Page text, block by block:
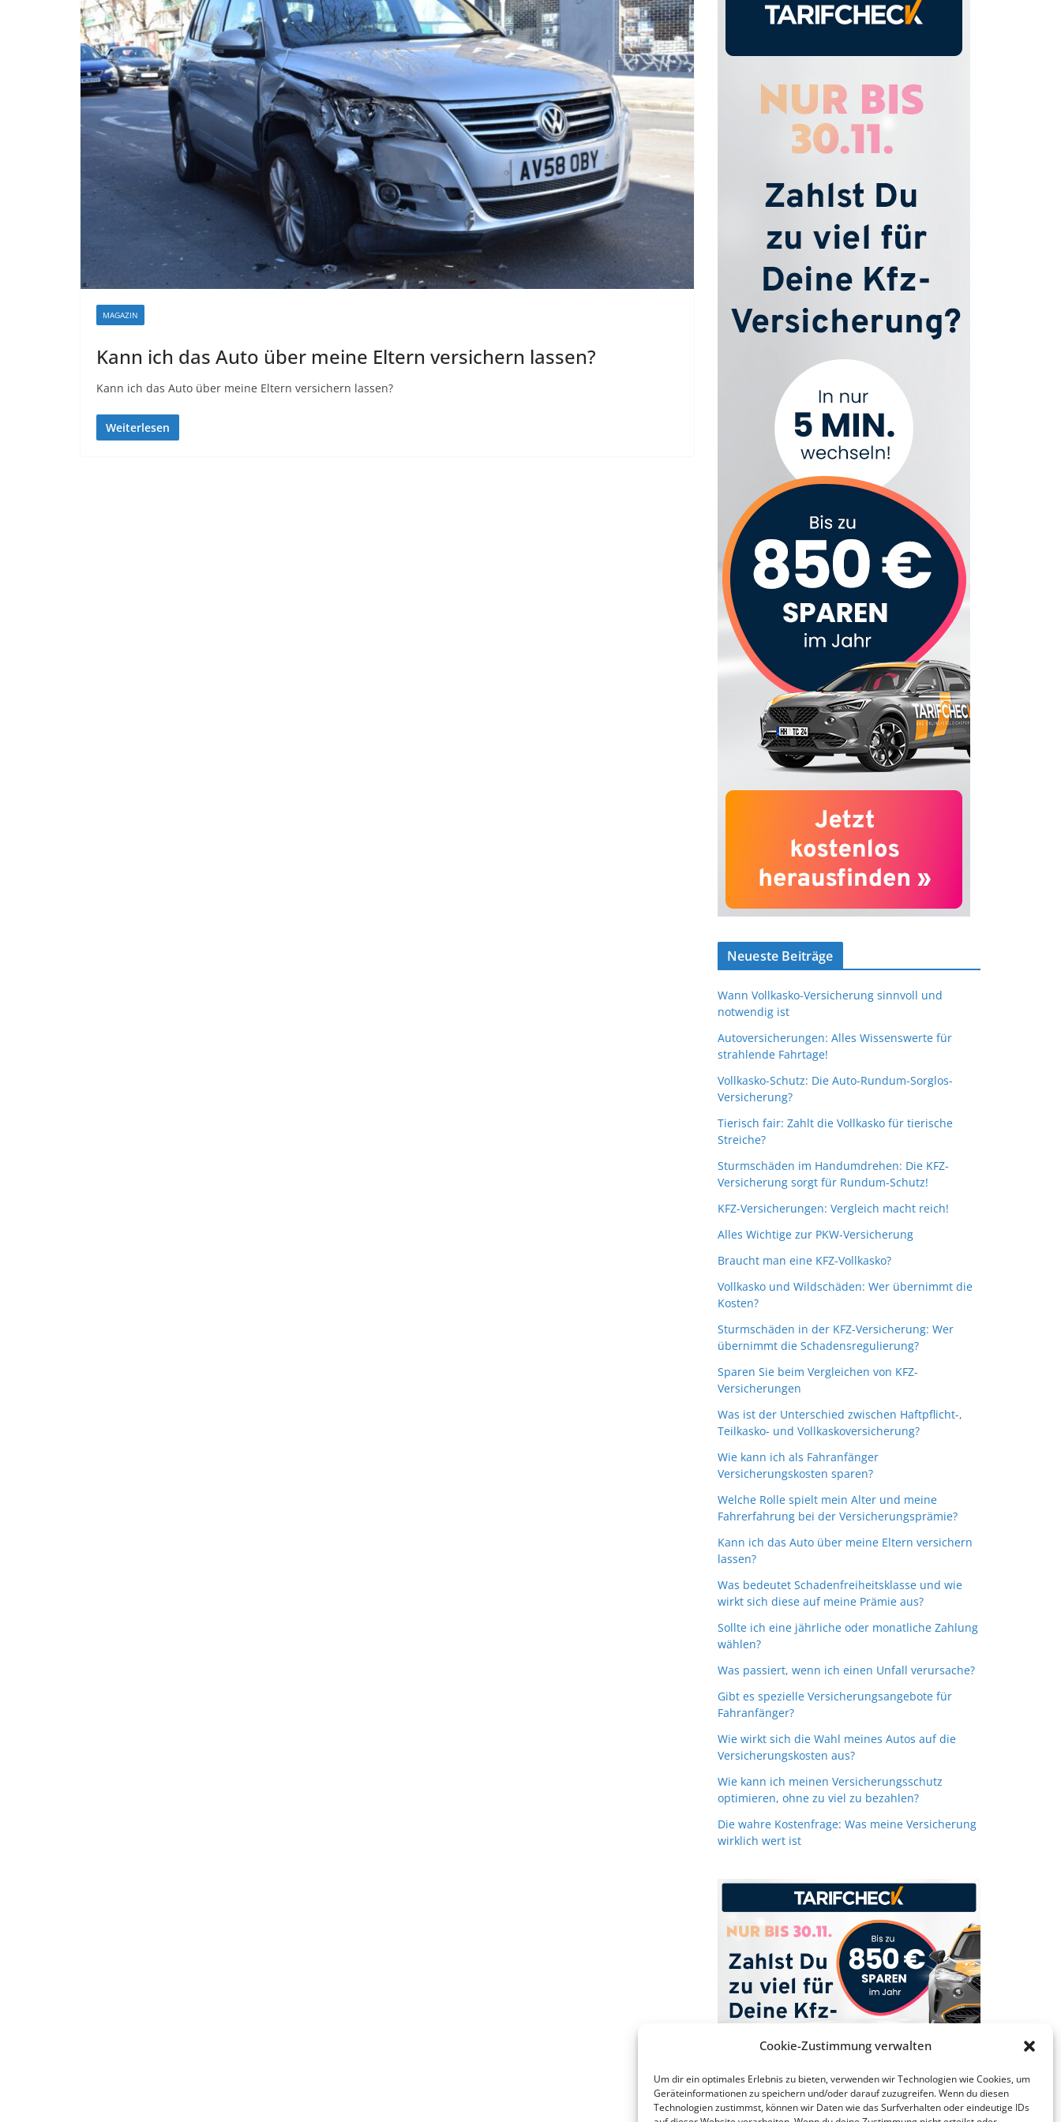
Cookie-Zustimmung verwalten
Um dir ein optimales Erlebnis zu bieten, verwenden wir Technologien wie Cookies, um
Geräteinformationen zu speichern und/oder darauf zuzugreifen. Wenn du diesen
Technologien zustimmst, können wir Daten wie das Surfverhalten oder eindeutige IDs
MAGAZIN
Kann ich das Auto über meine Eltern versichern lassen?
Kann ich das Auto über meine Eltern versichern lassen?
Weiterlesen
Neueste Beiträge
Wann Vollkasko-Versicherung sinnvoll und
notwendig ist
Autoversicherungen: Alles Wissenswerte für
strahlende Fahrtage!
Vollkasko-Schutz: Die Auto-Rundum-Sorglos-
Versicherung?
Tierisch fair: Zahlt die Vollkasko für tierische
Streiche?
Sturmschäden im Handumdrehen: Die KFZ-
Versicherung sorgt für Rundum-Schutz!
KFZ-Versicherungen: Vergleich macht reich!
Alles Wichtige zur PKW-Versicherung
Braucht man eine KFZ-Vollkasko?
Vollkasko und Wildschäden: Wer übernimmt die
Kosten?
Sturmschäden in der KFZ-Versicherung: Wer
übernimmt die Schadensregulierung?
Sparen Sie beim Vergleichen von KFZ-
Versicherungen
Was ist der Unterschied zwischen Haftpflicht-,
Teilkasko- und Vollkaskoversicherung?
Wie kann ich als Fahranfänger
Versicherungskosten sparen?
Welche Rolle spielt mein Alter und meine
Fahrerfahrung bei der Versicherungsprämie?
Kann ich das Auto über meine Eltern versichern
lassen?
Was bedeutet Schadenfreiheitsklasse und wie
wirkt sich diese auf meine Prämie aus?
Sollte ich eine jährliche oder monatliche Zahlung
wählen?
Was passiert, wenn ich einen Unfall verursache?
Gibt es spezielle Versicherungsangebote für
Fahranfänger?
Wie wirkt sich die Wahl meines Autos auf die
Versicherungskosten aus?
Wie kann ich meinen Versicherungsschutz
optimieren, ohne zu viel zu bezahlen?
Die wahre Kostenfrage: Was meine Versicherung
wirklich wert ist